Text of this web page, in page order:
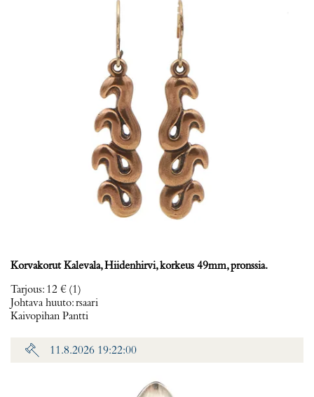
Korvakorut Kalevala, Hiidenhirvi, korkeus 49mm, pronssia.
Tarjous: 12 € (1)
Johtava huuto:rsaari
Kaivopihan Pantti
11.8.2026 19:22:00